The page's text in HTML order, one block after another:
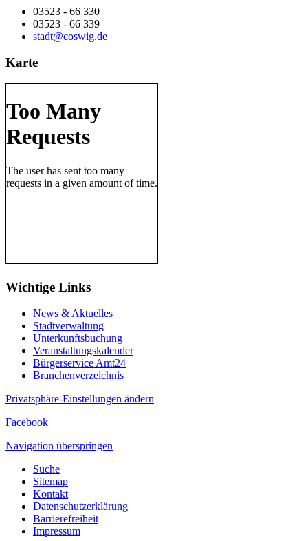
03523 - 66 330
03523 - 66 339
stadt@coswig.de
Karte
Wichtige Links
News & Aktuelles
Stadtverwaltung
Unterkunftsbuchung
Veranstaltungskalender
Bürgerservice Amt24
Branchenverzeichnis
Privatsphäre-Einstellungen ändern
Facebook
Navigation überspringen
Suche
Sitemap
Kontakt
Datenschutzerklärung
Barrierefreiheit
Impressum